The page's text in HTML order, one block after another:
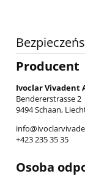
Producent
Ivoclar Vivadent
Bendererstrasse 2
9494 Schaan,
+423 235 35 35
Osoba